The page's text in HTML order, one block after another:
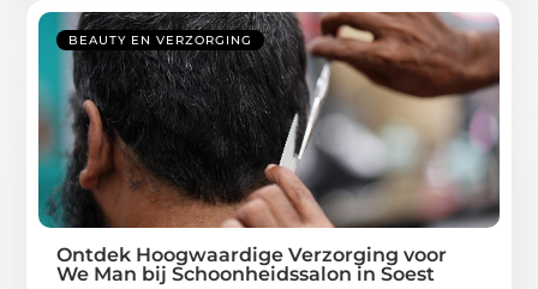
BEAUTY EN VERZORGING
Ontdek Hoogwaardige Verzorging voor
We Man bij Schoonheidssalon in Soest